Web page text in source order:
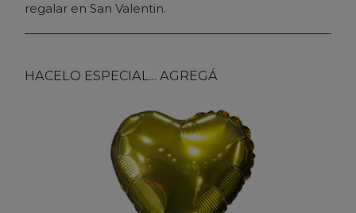
regalar en San Valentin.
HACELO ESPECIAL... AGREGÁ